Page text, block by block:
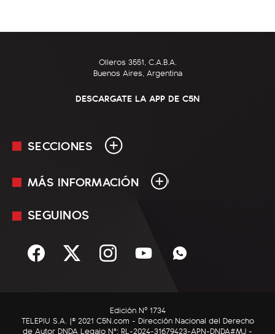
Olleros 3551, C.A.B.A.
Buenos Aires, Argentina
DESCARGATE LA APP DE C5N
SECCIONES
En Vivo
Sociedad
C5N Autos
MÁS INFORMACIÓN
Mediakit
Términos y condiciones
SEGUINOS
Edición Nº 1734
TELEPIU S.A. |© 2021 C5N.com - Dirección Nacional del Derecho
de Autor DNDA Legajo N°: RL-2024-31679423-APN-DNDA#MJ -